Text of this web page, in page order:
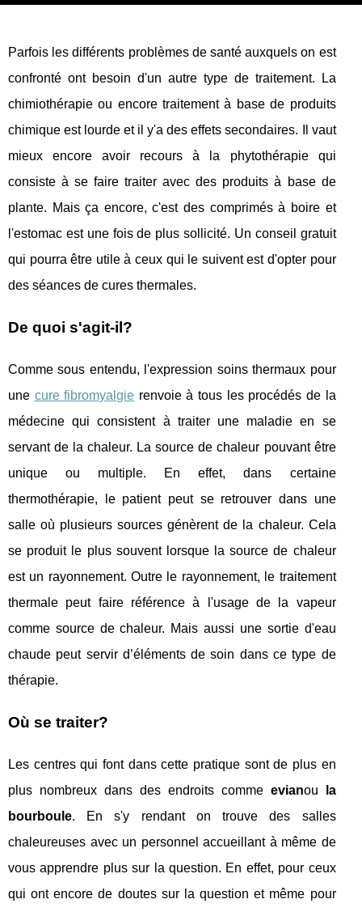
Parfois les différents problèmes de santé auxquels on est
confronté ont besoin d'un autre type de traitement. La
chimiothérapie ou encore traitement à base de produits
chimique est lourde et il y'a des effets secondaires. Il vaut
mieux encore avoir recours à la phytothérapie qui
consiste à se faire traiter avec des produits à base de
plante. Mais ça encore, c'est des comprimés à boire et
l'estomac est une fois de plus sollicité. Un conseil gratuit
qui pourra être utile à ceux qui le suivent est d'opter pour
des séances de cures thermales.
De quoi s'agit-il?
Comme sous entendu, l'expression soins thermaux pour
une cure fibromyalgie renvoie à tous les procédés de la
médecine qui consistent à traiter une maladie en se
servant de la chaleur. La source de chaleur pouvant être
unique ou multiple. En effet, dans certaine
thermothérapie, le patient peut se retrouver dans une
salle où plusieurs sources génèrent de la chaleur. Cela
se produit le plus souvent lorsque la source de chaleur
est un rayonnement. Outre le rayonnement, le traitement
thermale peut faire référence à l'usage de la vapeur
comme source de chaleur. Mais aussi une sortie d'eau
chaude peut servir d’éléments de soin dans ce type de
thérapie.
Où se traiter?
Les centres qui font dans cette pratique sont de plus en
plus nombreux dans des endroits comme evianou
la
bourboule. En s'y rendant on trouve des salles
chaleureuses avec un personnel accueillant à même de
vous apprendre plus sur la question. En effet, pour ceux
qui ont encore de doutes sur la question et même pour